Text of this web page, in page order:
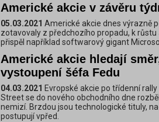
Americké akcie v závěru
05.03.2021 Americké akcie dnes výrazně
zotavovaly z předchozího propadu, k
přispěl například softwarový gigant
Americké akcie hledají
vystoupení šéfa Fedu
04.03.2021 Evropské akcie po třídenní
Street se do nového obchodního dne
nemizí. Brzdou jsou technologické tituly,
postupují vpřed.